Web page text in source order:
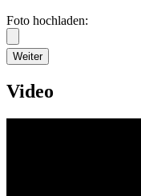
Foto hochladen:
Weiter
Video